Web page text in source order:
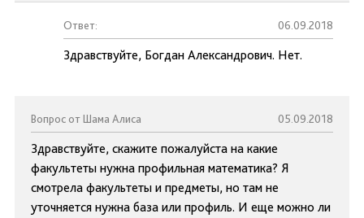
Ответ: 06.09.2018
Здравствуйте, Богдан Александрович. Нет.
Вопрос от Шама Алиса 05.09.2018
Здравствуйте, скажите пожалуйста на какие
факультеты нужна профильная математика? Я
смотрела факультеты и предметы, но там не
уточняется нужна база или профиль. И еще можно ли